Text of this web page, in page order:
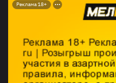
Реклама 18+